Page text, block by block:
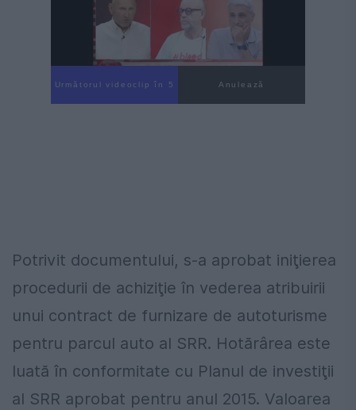
Următorul videoclip în 4 Anulează
Potrivit documentului, s-a aprobat iniţierea
procedurii de achiziţie în vederea atribuirii
unui contract de furnizare de autoturisme
pentru parcul auto al SRR. Hotărârea este
luată în conformitate cu Planul de investiţii
al SRR aprobat pentru anul 2015. Valoarea